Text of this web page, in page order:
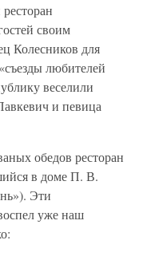
своим
Колесников для
любителей
веселили
и певица
обедов ресторан
в доме П. В.
Эти
уже наш